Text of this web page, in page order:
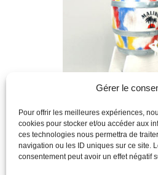
Gérer le
Pour offrir les meilleures expériences,
cookies pour stocker et/ou accéder aux
ces technologies nous permettra de
navigation ou les ID uniques sur ce site.
consentement peut avoir un effet négatif
Produit
Lire la suite